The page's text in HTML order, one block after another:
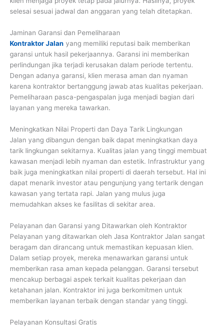
selesai sesuai jadwal dan anggaran yang telah ditetapkan.
Jaminan Garansi dan Pemeliharaan
Kontraktor Jalan yang memiliki reputasi baik memberikan
garansi untuk hasil pekerjaannya. Garansi ini memberikan
perlindungan jika terjadi kerusakan dalam periode tertentu.
Dengan adanya garansi, klien merasa aman dan nyaman
karena kontraktor bertanggung jawab atas kualitas pekerjaan.
Pemeliharaan pasca-pengaspalan juga menjadi bagian dari
layanan yang mereka tawarkan.
Meningkatkan Nilai Properti dan Daya Tarik Lingkungan
Jalan yang dibangun dengan baik dapat meningkatkan daya
tarik lingkungan sekitarnya. Kualitas jalan yang tinggi membuat
kawasan menjadi lebih nyaman dan estetik. Infrastruktur yang
baik juga meningkatkan nilai properti di daerah tersebut. Hal ini
dapat menarik investor atau pengunjung yang tertarik dengan
kawasan yang tertata rapi. Jalan yang mulus juga
memudahkan akses ke fasilitas di sekitar area.
Pelayanan dan Garansi yang Ditawarkan oleh Kontraktor
Pelayanan yang ditawarkan oleh Jasa Kontraktor Jalan sangat
beragam dan dirancang untuk memastikan kepuasan klien.
Dalam setiap proyek, mereka menawarkan garansi untuk
memberikan rasa aman kepada pelanggan. Garansi tersebut
mencakup berbagai aspek terkait kualitas pekerjaan dan
ketahanan jalan. Kontraktor ini juga berkomitmen untuk
memberikan layanan terbaik dengan standar yang tinggi.
Pelayanan Konsultasi Gratis